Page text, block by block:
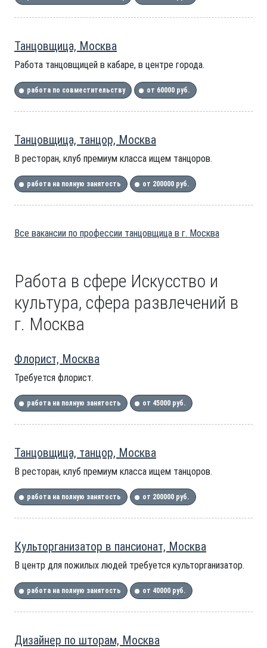
Танцовщица, Москва
Работа танцовщицей в кабаре, в центре города.
работа по совместительству от 60000 руб.
Танцовщица, танцор, Москва
В ресторан, клуб премиум класса ищем танцоров.
работа на полную занятость от 200000 руб.
Все вакансии по профессии танцовщица в г. Москва
Работа в сфере Искусство и
культура, сфера развлечений в
г. Москва
Флорист, Москва
Требуется флорист.
работа на полную занятость от 45000 руб.
Танцовщица, танцор, Москва
В ресторан, клуб премиум класса ищем танцоров.
работа на полную занятость от 200000 руб.
Культорганизатор в пансионат, Москва
В центр для пожилых людей требуется культорганизатор.
работа на полную занятость от 40000 руб.
Дизайнер по шторам, Москва